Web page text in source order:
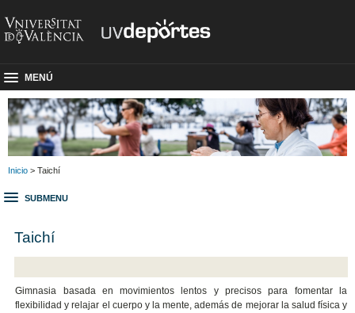
MENÚ
Inicio > Taichí
SUBMENU
Taichí
Gimnasia basada en movimientos lentos y precisos para fomentar la
flexibilidad y relajar el cuerpo y la mente, además de mejorar la salud física y